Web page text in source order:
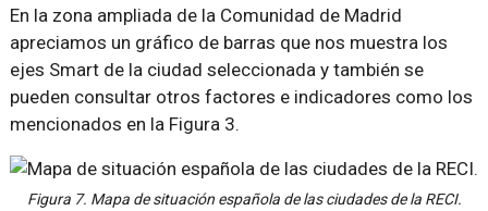
En la zona ampliada de la Comunidad de Madrid
apreciamos un gráfico de barras que nos muestra los
ejes Smart de la ciudad seleccionada y también se
pueden consultar otros factores e indicadores como los
mencionados en la Figura 3.
Figura 7. Mapa de situación española de las ciudades de la RECI.